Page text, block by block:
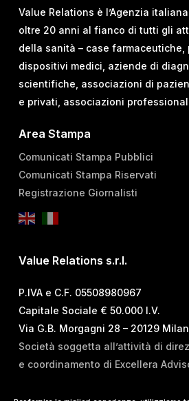
Value Relations è l’Agenzia
oltre 20 anni al fianco di tutti gli
della sanità – case farmaceutiche,
dispositivi medici, aziende di
scientifiche, associazioni di
e privati, associazioni
Area Stampa
Comunicati Stampa Pubblici
Comunicati Stampa Riservati
Registrazione Giornalisti
Value Relations s.r.l.
P.IVA e C.F. 05508980967
Capitale Sociale € 50.000 I.V.
Via G.B. Morgagni 28 – 20129
Società soggetta all’attività di
e coordinamento di Excellera
T. +39 02 84 99 02 01